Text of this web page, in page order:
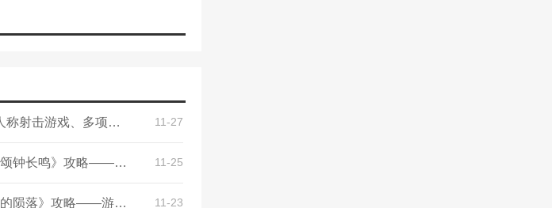
2025 年最畅销第一人称射击游戏、多项提名大作《战地风云 6》攻略——开放特殊免费试玩活动 11-27
化身中世纪领主！《颂钟长鸣》攻略——春季更新正式上线，带来最真实中世纪体验 11-25
《污痕圣杯：阿瓦隆的陨落》攻略——游戏steam价格介绍 11-23